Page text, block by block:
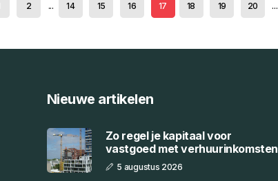
2 ... 14 15 16 17 18 19 20 ...
Nieuwe artikelen
Zo regel je kapitaal voor
vastgoed met verhuurinkomsten
5 augustus 2026